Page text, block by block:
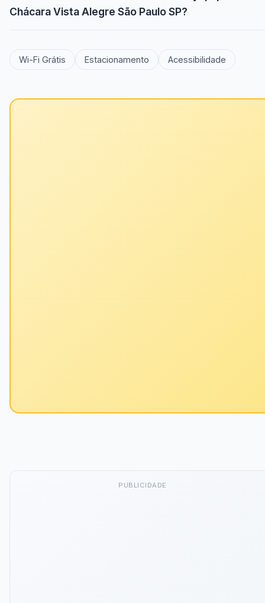
Chácara Vista Alegre São Paulo SP?
Wi-Fi Grátis Estacionamento Acessibilidade
PUBLICIDADE